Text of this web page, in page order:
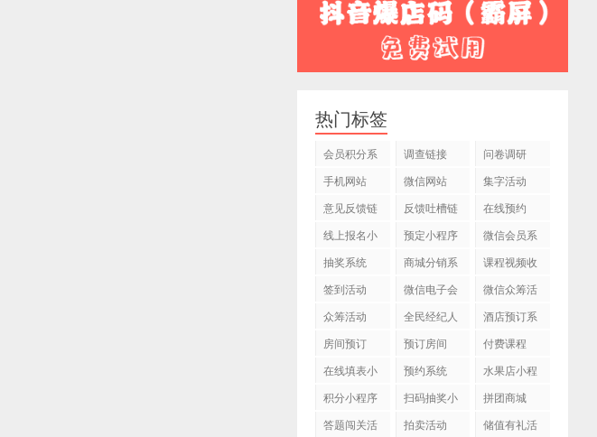
热门标签
会员积分系
调查链接
问卷调研
手机网站
微信网站
集字活动
意见反馈链
反馈吐槽链
在线预约
线上报名小
预定小程序
微信会员系
抽奖系统
商城分销系
课程视频收
签到活动
微信电子会
微信众筹活
众筹活动
全民经纪人
酒店预订系
房间预订 预订房间
付费课程
在线填表小
预约系统
水果店小程
积分小程序
扫码抽奖小
拼团商城
答题闯关活
拍卖活动
储值有礼活